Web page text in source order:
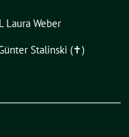
Laura Weber
Stalinski (✝︎)